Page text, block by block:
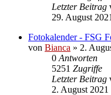
Letzter Beitrag
29. August
Fotokalender - FSG
von Bianca » 2.
0 Antworten
5251 Zugriffe
Letzter Beitrag
2. August 2021